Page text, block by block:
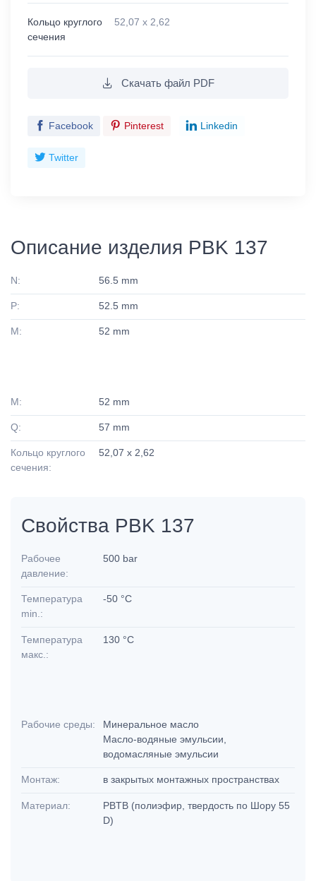
Кольцо круглого
сечения
52,07 x 2,62
Скачать файл PDF
Facebook Pinterest Linkedin
Twitter
Описание изделия PBK 137
N: 56.5 mm
P: 52.5 mm
M: 52 mm
M: 52 mm
Q: 57 mm
Кольцо круглого
сечения:
52,07 x 2,62
Свойства PBK 137
Рабочее
давление:
500 bar
Температура
min.:
-50 °C
Температура
макс.:
130 °C
Рабочие среды:
Минеральное масло
Масло-водяные эмульсии,
водомасляные эмульсии
Монтаж: в закрытых монтажных пространствах
Материал:
PBTB (полиэфир, твердость по Шору 55
D)